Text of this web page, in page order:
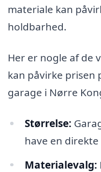
materiale kan
holdbarhed.
Her er nogle af de
kan påvirke
garage i Nørre
Størrelse:
have en
Materialevalg: